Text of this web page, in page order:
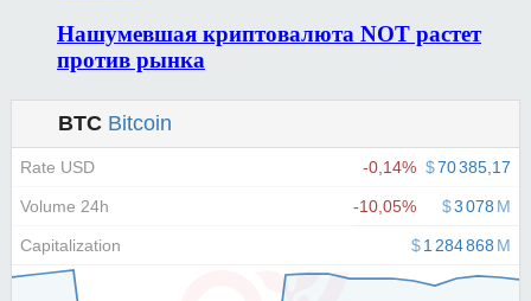
Нашумевшая криптовалюта NOT растет
против рынка